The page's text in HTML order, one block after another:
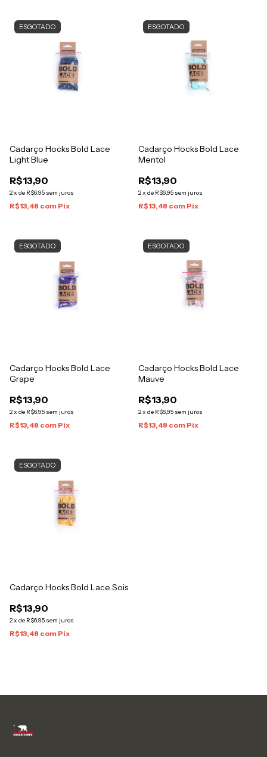
ESGOTADO
Cadarço Hocks Bold Lace
Light Blue
R$13,90
2x de R$6,95 sem juros
R$13,48 com Pix
ESGOTADO
Cadarço Hocks Bold Lace
Mentol
R$13,90
2x de R$6,95 sem juros
R$13,48 com Pix
ESGOTADO
Cadarço Hocks Bold Lace
Grape
R$13,90
2x de R$6,95 sem juros
R$13,48 com Pix
ESGOTADO
Cadarço Hocks Bold Lace
Mauve
R$13,90
2x de R$6,95 sem juros
R$13,48 com Pix
ESGOTADO
Cadarço Hocks Bold Lace Sois
R$13,90
2x de R$6,95 sem juros
R$13,48 com Pix